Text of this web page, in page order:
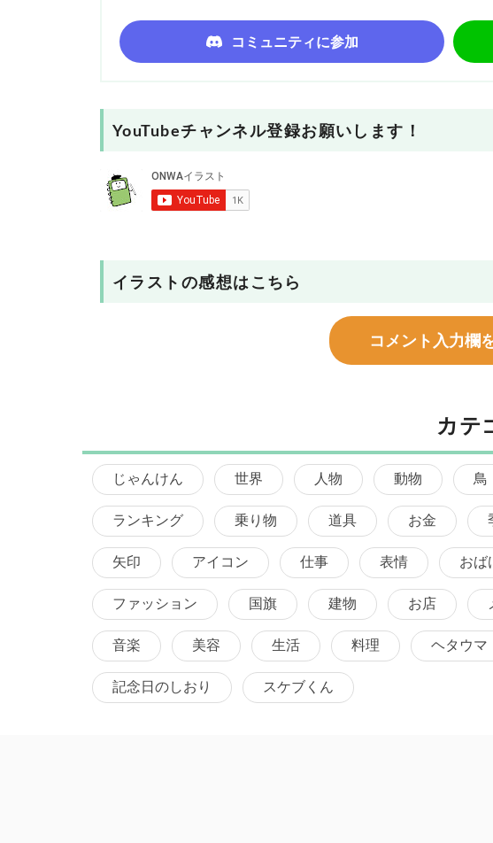
コミュニティに参加
YouTubeチャンネル登録お願いします！
イラストの感想はこちら
コメント入力欄
カテ
じゃんけん 世界 人物 動物 鳥
ランキング 乗り物 道具 お金
矢印 アイコン 仕事 表情 おば
ファッション 国旗 建物 お店
音楽 美容 生活 料理 ヘタウマ
記念日のしおり スケブくん